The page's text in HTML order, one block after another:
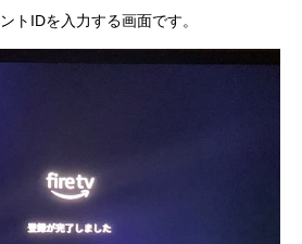
トIDを入力する画面です。